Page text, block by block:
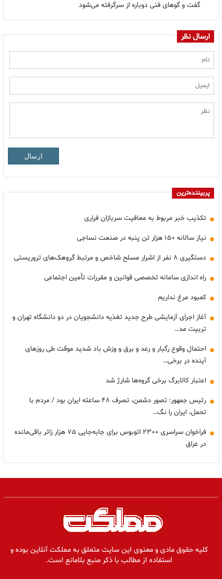
گفت و گوهای فنی دوباره از سرگرفته می‌شود
ارسال نظر
ارسال
پربیننده‌ترین
تکذیب خبر مربوط به معافیت سربازان فراری
نیاز سالانه ۱۵۰ هزار تن پنبه در صنعت نساجی
دستگیری ۸ نفر از اشرار مسلح شاخص و مرتبط گروهک‌های تروریستی
راه اندازی سامانه تخصصی قوانین و مقررات تأمین اجتماعی
کمبود مرغ نداریم
آغاز اجرای آزمایشی طرح جدید تغذیه دانشجویان در دو دانشگاه تهران و
تربیت مد…
احتمال وقوع رگبار و رعد و برق و وزش باد شدید موقت طی روزهای
آینده در برخی…
اعتبار کالابرگ برخی گروه‌ها شارژ شد
رئیس جمهور: تصور دشمن، تصرف ۴۸ ساعته ایران بود / مردم با
تحمل، ایران را نگ…
فراخوان سراسری ۲۳۰۰ اتوبوس برای جابه‌جایی ۷۵ هزار زائر باقی‌مانده
در عراق
کلیه حقوق مادی و معنوی این سایت متعلق به مملکت آنلاین بوده و
استفاده از مطالب با ذکر منبع بلامانع است.